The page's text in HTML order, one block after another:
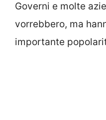
Governi e molte
vorrebbero, ma
importante